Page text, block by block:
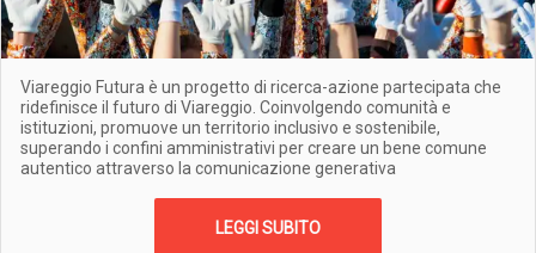
Viareggio Futura è un progetto di ricerca-azione partecipata che
ridefinisce il futuro di Viareggio. Coinvolgendo comunità e
istituzioni, promuove un territorio inclusivo e sostenibile,
superando i confini amministrativi per creare un bene comune
autentico attraverso la comunicazione generativa
LEGGI SUBITO